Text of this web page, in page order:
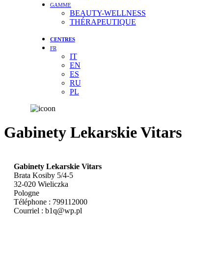
GAMME
BEAUTY-WELLNESS
THÉRAPEUTIQUE
CENTRES
FR
IT
EN
ES
RU
PL
Gabinety Lekarskie Vitars
Gabinety Lekarskie Vitars
Brata Kosiby 5/4-5
32-020 Wieliczka
Pologne
Téléphone : 799112000
Courriel : b1q@wp.pl